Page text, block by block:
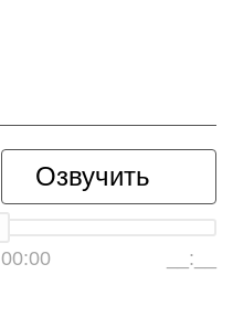
Озвучить
00:00 __:__